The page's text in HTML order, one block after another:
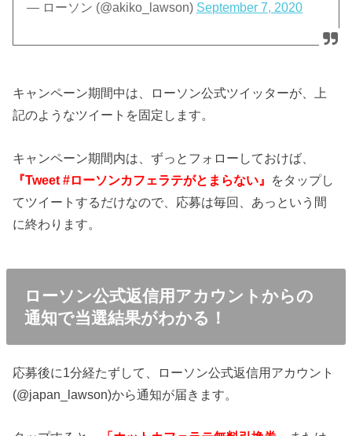
— ローソン (@akiko_lawson) September 7, 2020
キャンペーン期間中は、ローソン公式ツイッターが、上
記のようなツイートを固定します。
キャンペーン期間内は、ずっとフォローしておけば、
『Tweet #ローソンカフェラテがとまらない』 をタップし
てツイートするだけなので、応募は毎回、あっという間
に終わります。
ローソン公式返信用アカウントからの
通知で当選結果がわかる！
応募後に1分経たずして、ローソン公式返信用アカウント
(@japan_lawson)から通知が届きます。